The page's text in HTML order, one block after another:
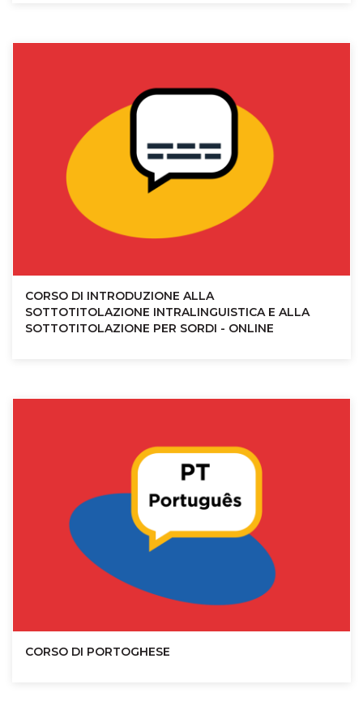
CORSO DI INTRODUZIONE ALLA
SOTTOTITOLAZIONE INTRALINGUISTICA E ALLA
SOTTOTITOLAZIONE PER SORDI - ONLINE
CORSO DI PORTOGHESE